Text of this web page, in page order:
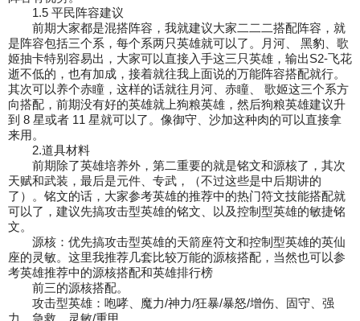
1.5 平民阵容建议
前期大家都是混搭阵容，我就建议大家二二二搭配阵容，就
是阵容包括三个系，每个系两只英雄就可以了。月河、 黑豹、歌
姬抽卡特别容易出，大家可以直接入手这三只英雄，输出S2-飞花
逝不低的，也有加成，接着就往我上面说的万能阵容搭配就行。
其次可以养个赤瞳，这样的话就往月河、赤瞳、 歌姬这三个系方
向搭配，前期没有好的英雄就上狗粮英雄，然后狗粮英雄建议升
到 8 星或者 11 星就可以了。像御守、沙加这种肉的可以直接拿
来用。
2.道具材料
前期除了英雄培养外，第二重要的就是铭文和源核了，其次
天赋和武装，最后是元件、专武，
（不过这些是中后期讲的
了）。 铭文的话，大家参考英雄的推荐中的热门符文技能搭配就
可以了，建议先搞攻击型英雄的铭文、以及控制型英雄的敏捷铭
文。
源核：优先搞攻击型英雄的天箭座符文和控制型英雄的英仙
座的灵敏。 这里我推荐几套比较万能的源核搭配，当然也可以参
考英雄推荐中的源核搭配和英雄排行榜
前三的源核搭配。
攻击型英雄：咆哮、魔力/神力/狂暴/暴怒/增伤、固守、强
力、急救、灵敏/重甲